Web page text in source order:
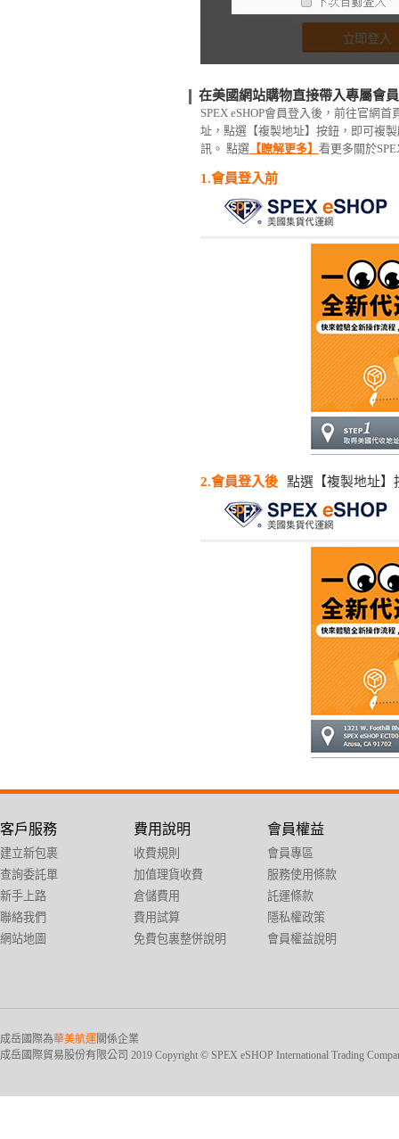
在美國網站購物直接帶入專屬會
SPEX eSHOP會員登入後，前往官網
址，點選【複製地址】按鈕，即可複
訊。 點選 【瞭解更多】 看更多關於
1.會員登入前
2.會員登入後 點選【複製地址】
客戶服務
建立新包裹
查詢委託單
新手上路
聯絡我們
網站地圖
費用說明
收費規則
加值理貨收費
倉儲費用
費用試算
免費包裏整併說明
會員權益
會員專區
服務使用條款
託運條款
隱私權政策
會員權益說明
成岳國際為華美航運關係企業
成岳國際貿易股份有限公司 2019 Copyright © SPEX eSHOP International Trading